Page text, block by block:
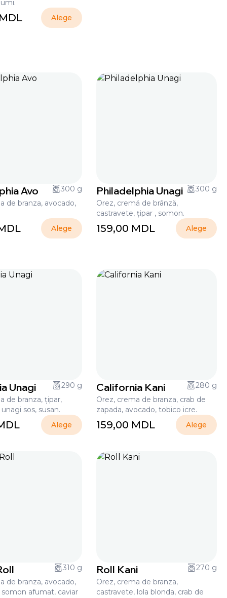
Alege
Avo
300 g
de branza, avocado,
Alege
Philadelphia Unagi
300 g
Orez, cremă de brânză,
castravete, țipar , somon.
159,00 MDL Alege
Unagi
290 g
de branza, țipar,
sos, susan.
Alege
California Kani
280 g
Orez, crema de branza, crab de
zapada, avocado, tobico icre.
159,00 MDL Alege
310 g
de branza, avocado,
afumat, caviar
Roll Kani
270 g
Orez, crema de branza,
castravete, lola blonda, crab de